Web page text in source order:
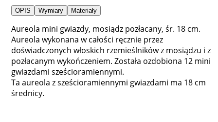
OPIS Wymiary Materiały
Aureola mini gwiazdy, mosiądz pozłacany, śr. 18 cm.
Aureola wykonana w całości ręcznie przez
doświadczonych włoskich rzemieślników z mosiądzu i z
pozłacanym wykończeniem. Została ozdobiona 12 mini
gwiazdami sześcioramiennymi.
Ta aureola z sześcioramiennymi gwiazdami ma 18 cm
średnicy.